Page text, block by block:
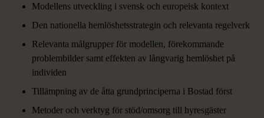
Modellens utveckling i svensk och europeisk kontext
Den nationella hemlöshetsstrategin och relevanta regelverk
Relevanta målgrupper för modellen, förekommande
problembilder samt effekten av långvarig hemlöshet på
individen
Tillämpning av de åtta grundprinciperna i Bostad först
Metoder och verktyg för stöd/omsorg till hyresgäster